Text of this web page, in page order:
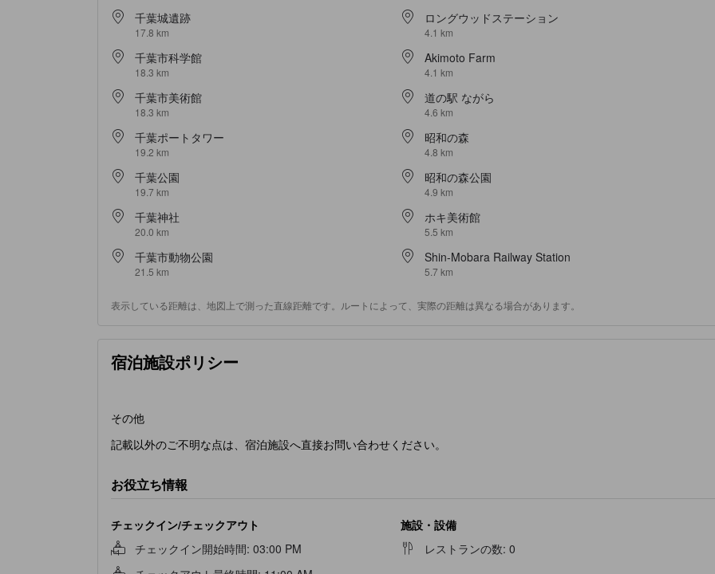
千葉城遺跡
17.8 km
千葉市科学館
18.3 km
千葉市美術館
18.3 km
千葉ポートタワー
19.2 km
千葉公園
19.7 km
千葉神社
20.0 km
千葉市動物公園
21.5 km
ロングウッドステーション
4.1 km
Akimoto Farm
4.1 km
道の駅 ながら
4.6 km
昭和の森
4.8 km
昭和の森公園
4.9 km
ホキ美術館
5.5 km
Shin-Mobara Railway Station
5.7 km
表示している距離は、地図上で測った直線距離です。ルートによって、実際の距離は異なる場合があります。
宿泊施設ポリシー
その他
記載以外のご不明な点は、宿泊施設へ直接お問い合わせください。
お役立ち情報
チェックイン/チェックアウト
チェックイン開始時間: 03:00 PM
施設・設備
レストランの数:0